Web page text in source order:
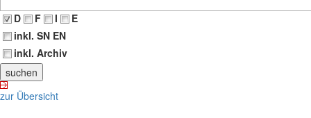
D
F I
E
inkl. SN EN
inkl. Archiv
zur Übersicht